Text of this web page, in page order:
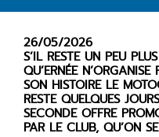
26/05/2026
S’IL RESTE UN PEU
QU’ERNÉE
SON HISTOIRE LE
RESTE QUELQUES
SECONDE OFFRE
PAR LE CLUB, QU’ON